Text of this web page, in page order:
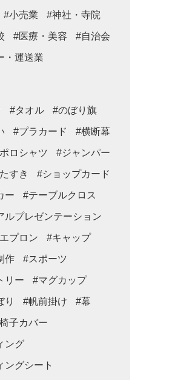
#小売業 #神社・寺院
#医療・美容 #自治会
・運送業
#タオル #のぼり旗
#プラカード #横断幕
ロシャツ #ジャンパー
すき #ショップカード
ー #テーブルクロス
ルプレゼンテーション
プロン #キャップ
作 #スポーツ
リー #マグカップ
り #帆前掛け #幕
子カバー
ング
ングシート